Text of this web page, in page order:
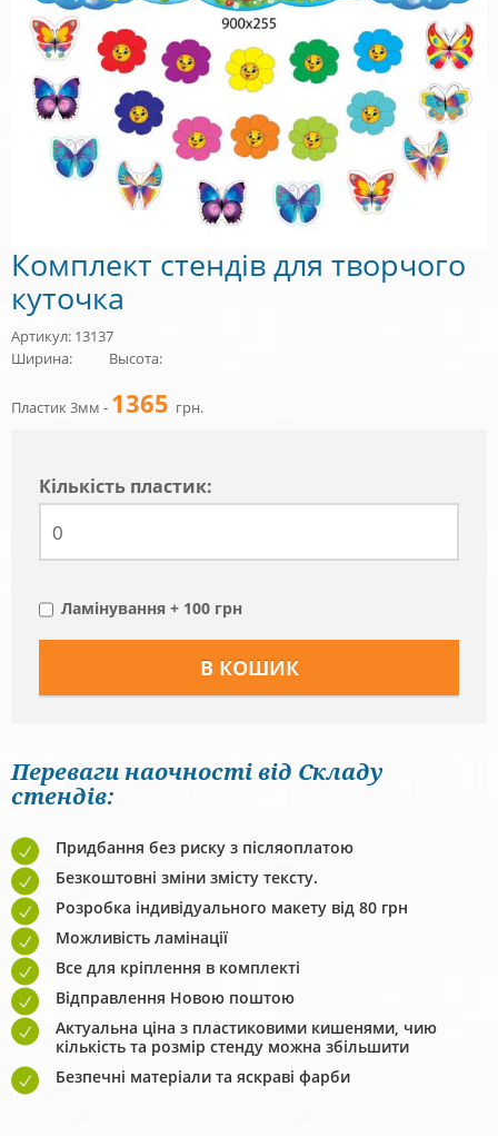
Комплект стендів для творчого
куточка
Артикул: 13137
Ширина:
Высота:
Пластик 3мм - 1365 грн.
Кiлькiсть пластик:
Ламінування + 100 грн
Переваги наочності від Складу
стендів:
Придбання без риску з післяоплатою
Безкоштовні зміни змісту тексту.
Розробка індивідуального макету від 80 грн
Можливість ламінації
Все для кріплення в комплекті
Відправлення Новою поштою
Актуальна ціна з пластиковими кишенями, чию
кількість та розмір стенду можна збільшити
Безпечні матеріали та яскраві фарби